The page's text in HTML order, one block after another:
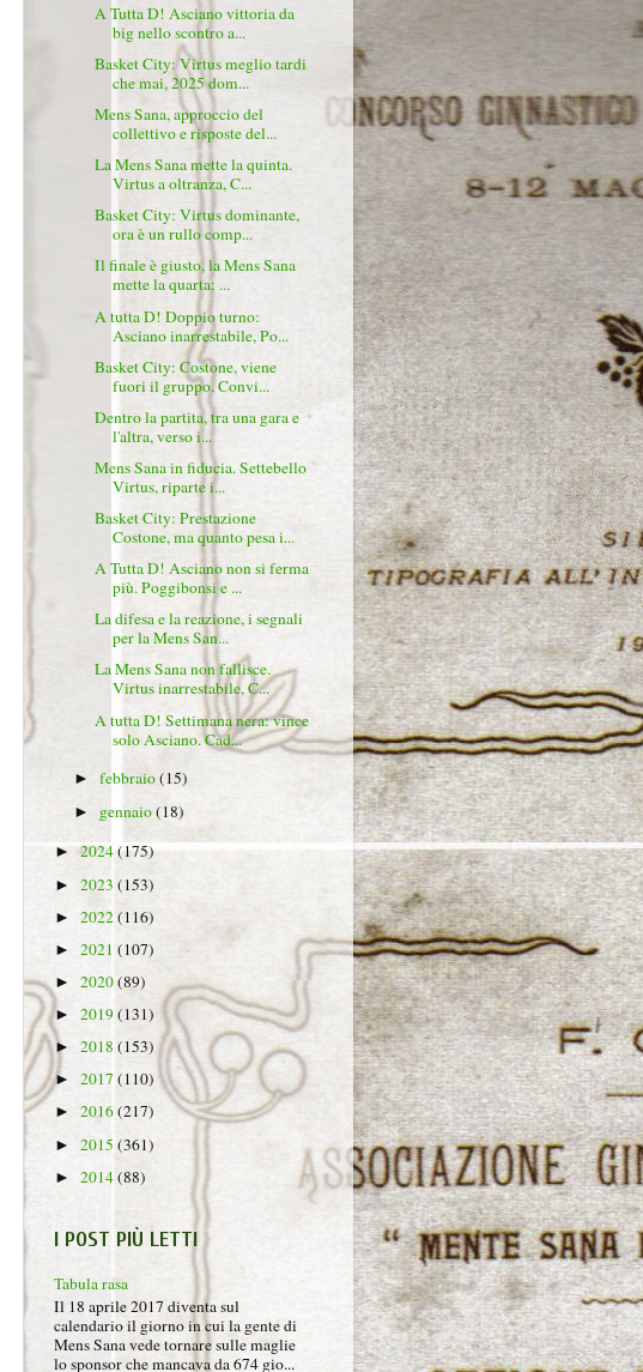
A Tutta D! Asciano vittoria da
big nello scontro a...
Basket City: Virtus meglio tardi
che mai, 2025 dom...
Mens Sana, approccio del
collettivo e risposte del...
La Mens Sana mette la quinta.
Virtus a oltranza, C...
Basket City: Virtus dominante,
ora è un rullo comp...
Il finale è giusto, la Mens Sana
mette la quarta: ...
A tutta D! Doppio turno:
Asciano inarrestabile, Po...
Basket City: Costone, viene
fuori il gruppo. Convi...
Dentro la partita, tra una gara e
l'altra, verso i...
Mens Sana in fiducia. Settebello
Virtus, riparte i...
Basket City: Prestazione
Costone, ma quanto pesa i...
A Tutta D! Asciano non si ferma
più. Poggibonsi e ...
La difesa e la reazione, i segnali
per la Mens San...
La Mens Sana non fallisce.
Virtus inarrestabile, C...
A tutta D! Settimana nera: vince
solo Asciano. Cad...
►febbraio(15)
► gennaio(18)
►2024(175)
► 2023 (153)
► 2022(116)
► 2021 (107)
► 2020(89)
► 2019(131)
► 2018 (153)
► 2017 (110)
► 2016(217)
► 2015 (361)
► 2014(88)
I POST PIÙ LETTI
Tabula rasa
Il 18 aprile 2017 diventa sul
calendario il giorno in cui la gente di
Mens Sana vede tornare sulle maglie
lo sponsor che mancava da 674 gio...